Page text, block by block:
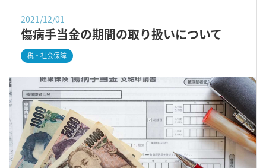
2021/12/01
傷病手当金の期間の取り扱いについて
税・社会保障